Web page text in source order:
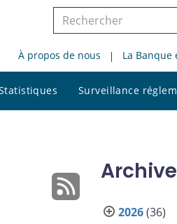
Rechercher
le
site
À propos de nous La Banque
Surveillance
2026(36)